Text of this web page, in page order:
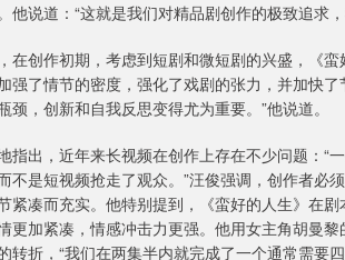
他说道：“这就是我们对精品剧创作的极致追求
在创作初期，考虑到短剧和微短剧的兴盛，《
强了情节的密度，强化了戏剧的张力，并加快
颈，创新和自我反思变得尤为重要。”他说道。
指出，近年来长视频在创作上存在不少问题：“
不是短视频抢走了观众。”汪俊强调，创作者必
紧凑而充实。他特别提到，《蛮好的人生》在
更加紧凑，情感冲击力更强。他用女主角胡曼
转折，“我们在两集半内就完成了一个通常需要